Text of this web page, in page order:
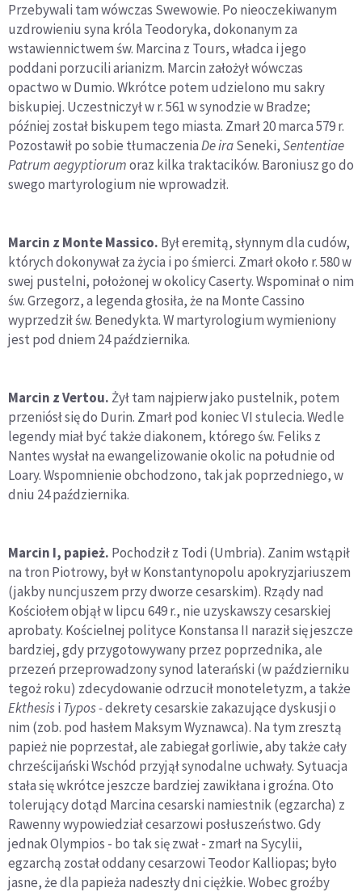
Przebywali tam wówczas Swewowie. Po nieoczekiwanym
uzdrowieniu syna króla Teodoryka, dokonanym za
wstawiennictwem św. Marcina z Tours, władca i jego
poddani porzucili arianizm. Marcin założył wówczas
opactwo w Dumio. Wkrótce potem udzielono mu sakry
biskupiej. Uczestniczył w r. 561 w synodzie w Bradze;
później został biskupem tego miasta. Zmarł 20 marca 579 r.
Pozostawił po sobie tłumaczeniaDe iraSeneki,Sententiae
Patrum aegyptiorumoraz kilka traktacików. Baroniusz go do
swego martyrologium nie wprowadził.
Marcin z Monte Massico. Był eremitą, słynnym dla cudów,
których dokonywał za życia i po śmierci. Zmarł około r. 580 w
swej pustelni, położonej w okolicy Caserty. Wspominał o nim
św. Grzegorz, a legenda głosiła, że na Monte Cassino
wyprzedził św. Benedykta. W martyrologium wymieniony
jest pod dniem 24 października.
Marcin z Vertou.Żył tam najpierw jako pustelnik, potem
przeniósł się do Durin. Zmarł pod koniec VI stulecia. Wedle
legendy miał być także diakonem, którego św. Feliks z
Nantes wysłał na ewangelizowanie okolic na południe od
Loary. Wspomnienie obchodzono, tak jak poprzedniego, w
dniu 24 października.
Marcin I, papież. Pochodził z Todi (Umbria). Zanim wstąpił
na tron Piotrowy, był w Konstantynopolu apokryzjariuszem
(jakby nuncjuszem przy dworze cesarskim). Rządy nad
Kościołem objął w lipcu 649 r., nie uzyskawszy cesarskiej
aprobaty. Kościelnej polityce Konstansa II naraził się jeszcze
bardziej, gdy przygotowywany przez poprzednika, ale
przezeń przeprowadzony synod laterański (w październiku
tegoż roku) zdecydowanie odrzucił monoteletyzm, a także
Ekthesisi Typos -dekrety cesarskie zakazujące dyskusji o
nim (zob. pod hasłem Maksym Wyznawca). Na tym zresztą
papież nie poprzestał, ale zabiegał gorliwie, aby także cały
chrześcijański Wschód przyjął synodalne uchwały. Sytuacja
stała się wkrótce jeszcze bardziej zawikłana i groźna. Oto
tolerujący dotąd Marcina cesarski namiestnik (egzarcha) z
Rawenny wypowiedział cesarzowi posłuszeństwo. Gdy
jednak Olympios - bo tak się zwał - zmarł na Sycylii,
egzarchą został oddany cesarzowi Teodor Kalliopas; było
jasne, że dla papieża nadeszły dni ciężkie. Wobec groźby